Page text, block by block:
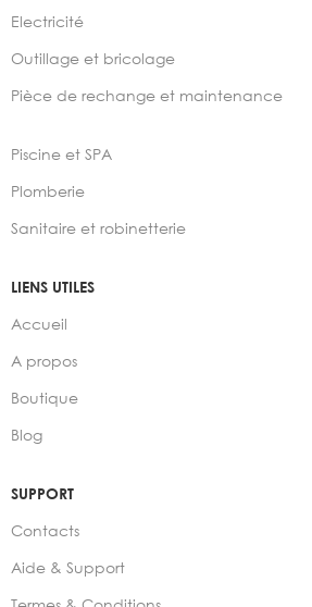
Electricité
Outillage et bricolage
Pièce de rechange et maintenance
Piscine et SPA
Plomberie
Sanitaire et robinetterie
LIENS UTILES
Accueil
A propos
Boutique
Blog
SUPPORT
Contacts
Aide & Support